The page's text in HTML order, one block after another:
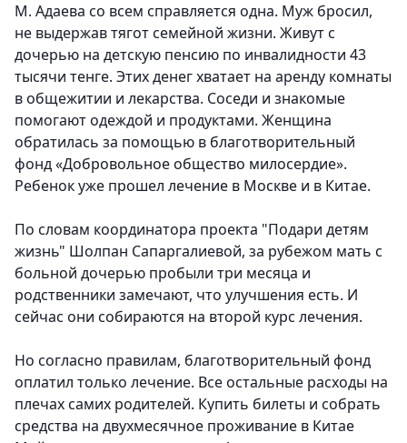
М. Адаева со всем справляется одна. Муж бросил,
не выдержав тягот семейной жизни. Живут с
дочерью на детскую пенсию по инвалидности 43
тысячи тенге. Этих денег хватает на аренду комнаты
в общежитии и лекарства. Соседи и знакомые
помогают одеждой и продуктами. Женщина
обратилась за помощью в благотворительный
фонд «Добровольное общество милосердие».
Ребенок уже прошел лечение в Москве и в Китае.
По словам координатора проекта "Подари детям
жизнь" Шолпан Сапаргалиевой, за рубежом мать с
больной дочерью пробыли три месяца и
родственники замечают, что улучшения есть. И
сейчас они собираются на второй курс лечения.
Но согласно правилам, благотворительный фонд
оплатил только лечение. Все остальные расходы на
плечах самих родителей. Купить билеты и собрать
средства на двухмесячное проживание в Китае